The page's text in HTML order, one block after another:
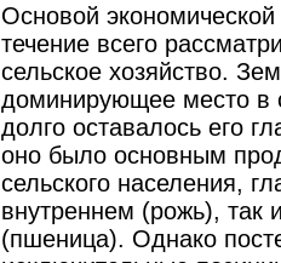
Основой
течение всего
сельское хозяйство.
доминирующее место в
долго оставалось его
оно было основным
сельского населения,
внутреннем (рожь), так
(пшеница). Однако